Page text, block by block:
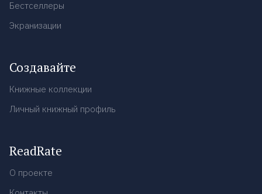
Бестселлеры
Экранизации
Создавайте
Книжные коллекции
Личный книжный профиль
ReadRate
О проекте